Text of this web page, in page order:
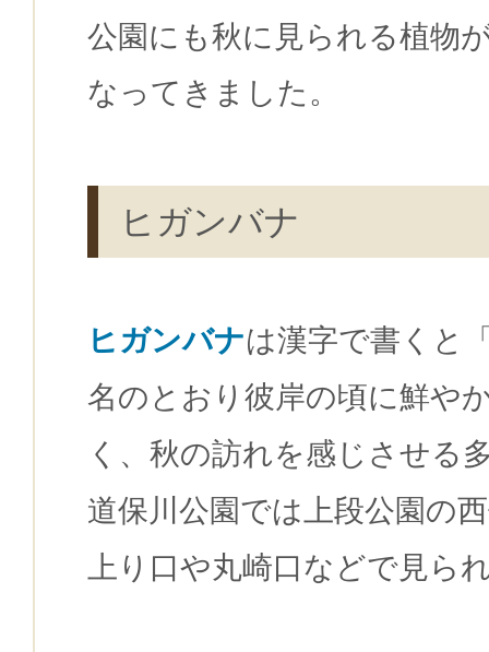
公園にも秋に見られる植物
なってきました。
ヒガンバナ
ヒガンバナは漢字で書くと
名のとおり彼岸の頃に鮮や
く、秋の訪れを感じさせる
道保川公園では上段公園の
上り口や丸崎口などで見ら